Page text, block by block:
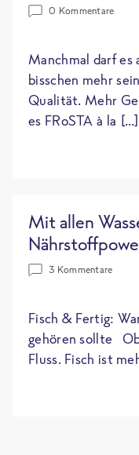
0 Kommentare
Manchmal darf es
bisschen mehr
Qualität. Mehr
es FRoSTA à la […]
Mit allen
3 Kommentare
Fisch & Fertig:
gehören sollte
Fluss. Fisch ist